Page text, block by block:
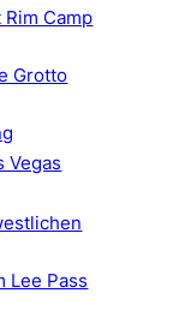
Camp
Grotto
Vegas
Lee Pass